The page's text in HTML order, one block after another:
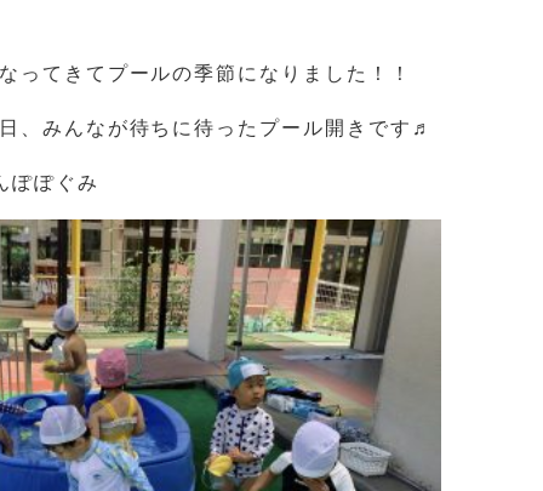
ってきてプールの季節になりました！！
、みんなが待ちに待ったプール開きです♬
ぽぽぐみ